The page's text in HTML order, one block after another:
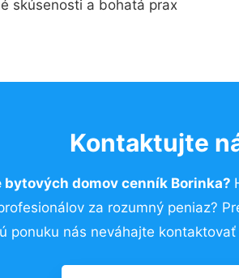
skúsenosti a bohatá prax
Kontaktujte
bytových domov cenník Borinka?
za rozumný peniaz?
ponuku nás neváhajte